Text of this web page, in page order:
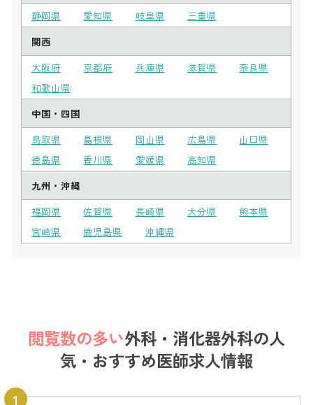
静岡県
愛知県 岐阜県
三重県
関西
大阪府
京都府 兵庫県 滋賀県
奈良県
和歌山県
中国・四国
鳥取県
島根県 岡山県 広島県
山口県
徳島県
香川県 愛媛県
高知県
九州・沖縄
福岡県
佐賀県 長崎県 大分県
熊本県
宮崎県
鹿児島県 沖縄県
閲覧数の多い外科・消化器外科の人
気・おすすめ医師求人情報